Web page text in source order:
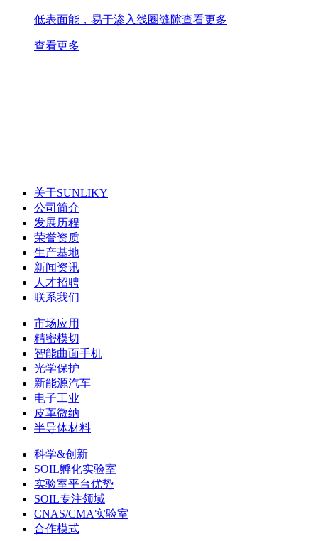
低表面能，易于渗入线圈缝隙
查看更多
查看更多
关于SUNLIKY
公司简介
发展历程
荣誉资质
生产基地
新闻资讯
人才招聘
联系我们
市场应用
精密模切
智能曲面手机
光学保护
新能源汽车
电子工业
皮革微纳
半导体材料
科学&创新
SOIL孵化实验室
实验室平台优势
SOIL专注领域
CNAS/CMA实验室
合作模式